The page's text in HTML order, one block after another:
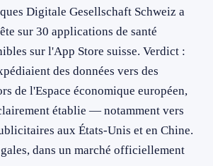
Digitale Gesellschaft Schweiz a
sur 30 applications de santé
sur l'App Store suisse. Verdict :
des données vers des
de l'Espace économique européen,
établie — notamment vers
aux États-Unis et en Chine.
dans un marché officiellement